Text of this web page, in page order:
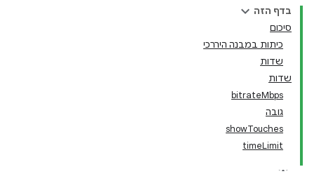
בדף הזה
סיכום
כיתות במבנה היררכי
שדות
שדות
bitrateMbps
גובה
showTouches
timeLimit